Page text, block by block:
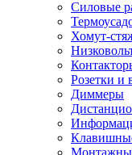
Силовые
Хомут-
Розетки и
Диммеры